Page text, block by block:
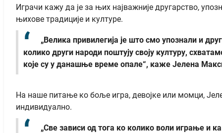
Играчи кажу да је за њих најважније другарство,
њихове традиције и културе.
„Велика привилегија је што смо упознали и
колико други народи поштују своју културу,
које су у данашње време опале“, каже Јелена
На наше питање ко боље игра, девојке или момци,
индивидуално.
„Све зависи од тога ко колико воли играње и